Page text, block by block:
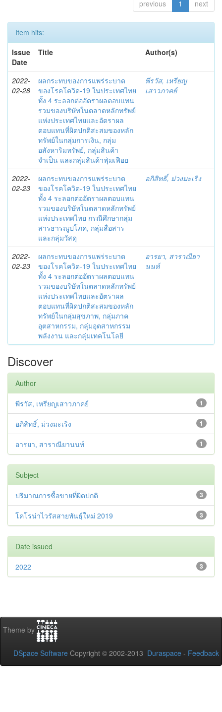
previous 1 next
Item hits:
Issue
Date
Title Author(s)
2022-
02-28
ผลกระทบของการแพร่ระบาด
ของโรคโควิด-19 ในประเทศไทย
ทั้ง 4 ระลอกต่ออัตราผลตอบแทน
รวมของบริษัทในตลาดหลักทรัพย์
แห่งประเทศไทยและอัตราผล
ตอบแทนที่ผิดปกติสะสมของหลัก
ทรัพย์ในกลุ่มการเงิน, กลุ่ม
อสังหาริมทรัพย์, กลุ่มสินค้า
จำเป็น และกลุ่มสินค้าฟุ่มเฟือย
พีรวัส, เหรียญ
เสาวภาคย์
2022-
02-23
ผลกระทบของการแพร่ระบาด
ของโรคโควิด-19 ในประเทศไทย
ทั้ง 4 ระลอกต่ออัตราผลตอบแทน
รวมของบริษัทในตลาดหลักทรัพย์
แห่งประเทศไทย กรณีศึกษากลุ่ม
สารธารณูปโภค, กลุ่มสื่อสาร
และกลุ่มวัสดุ
อภิสิทธิ์, ม่วงมะเริง
2022-
02-23
ผลกระทบของการแพร่ระบาด
ของโรคโควิด-19 ในประเทศไทย
ทั้ง 4 ระลอกต่ออัตราผลตอบแทน
รวมของบริษัทในตลาดหลักทรัพย์
แห่งประเทศไทยและอัตราผล
ตอบแทนที่ผิดปกติสะสมของหลัก
ทรัพย์ในกลุ่มสุขภาพ, กลุ่มภาค
อุตสาหกรรม, กลุ่มอุตสาหกรรม
พลังงาน และกลุ่มเทคโนโลยี
อารยา, สาราณียา
นนท์
Discover
Author
1
พีรวัส, เหรียญเสาวภาคย์
1
อภิสิทธิ์, ม่วงมะเริง
1
อารยา, สาราณียานนท์
Subject
3
ปริมาณการซื้อขายที่ผิดปกติ
3
โคโรน่าไวรัสสายพันธุ์ใหม่ 2019
Date issued
3
2022
Theme by
DSpace Software Copyright © 2002-2013 Duraspace - Feedback